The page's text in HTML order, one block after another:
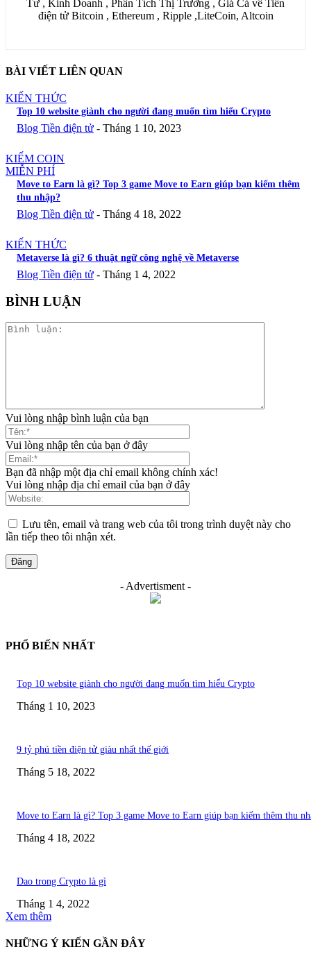
Tư , Kinh Doanh , Phân Tích Thị Trường , Giá Cả về Tiền
điện tử Bitcoin , Ethereum , Ripple ,LiteCoin, Altcoin
BÀI VIẾT LIÊN QUAN
KIẾN THỨC
Top 10 website giành cho người đang muốn tìm hiểu Crypto
Blog Tiền điện tử - Tháng 1 10, 2023
KIẾM COIN
MIỄN PHÍ
Move to Earn là gì? Top 3 game Move to Earn giúp bạn kiếm thêm
thu nhập?
Blog Tiền điện tử - Tháng 4 18, 2022
KIẾN THỨC
Metaverse là gì? 6 thuật ngữ công nghệ về Metaverse
Blog Tiền điện tử - Tháng 1 4, 2022
BÌNH LUẬN
Vui lòng nhập bình luận của bạn
Vui lòng nhập tên của bạn ở đây
Bạn đã nhập một địa chỉ email không chính xác!
Vui lòng nhập địa chỉ email của bạn ở đây
Lưu tên, email và trang web của tôi trong trình duyệt này cho
lần tiếp theo tôi nhận xét.
- Advertisment -
PHỔ BIẾN NHẤT
Top 10 website giành cho người đang muốn tìm hiểu Crypto
Tháng 1 10, 2023
9 tỷ phú tiền điện tử giàu nhất thế giới
Tháng 5 18, 2022
Move to Earn là gì? Top 3 game Move to Earn giúp bạn kiếm thêm thu
Tháng 4 18, 2022
Dao trong Crypto là gì
Tháng 1 4, 2022
Xem thêm
NHỮNG Ý KIẾN GẦN ĐÂY